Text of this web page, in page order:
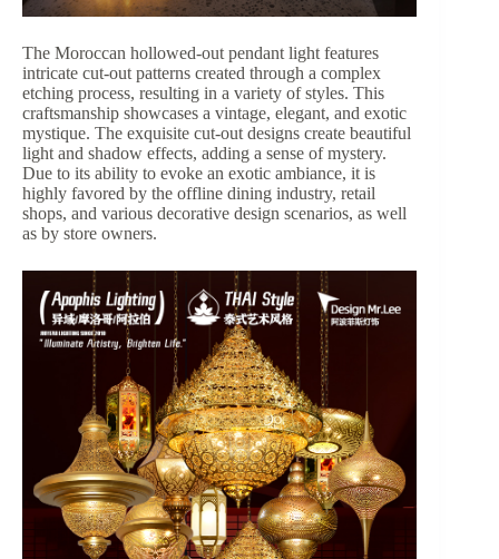
The Moroccan hollowed-out pendant light features
intricate cut-out patterns created through a complex
etching process, resulting in a variety of styles. This
craftsmanship showcases a vintage, elegant, and exotic
mystique. The exquisite cut-out designs create beautiful
light and shadow effects, adding a sense of mystery.
Due to its ability to evoke an exotic ambiance, it is
highly favored by the offline dining industry, retail
shops, and various decorative design scenarios, as well
as by store owners.